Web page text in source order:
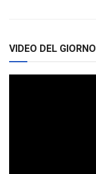
VIDEO DEL GIORNO